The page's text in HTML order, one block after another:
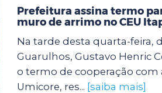
Prefeitura assina termo
muro de arrimo no CEU
Na tarde desta quarta-feira,
Guarulhos, Gustavo Henric
o termo de cooperação com
Umicore, res... [saiba mais]